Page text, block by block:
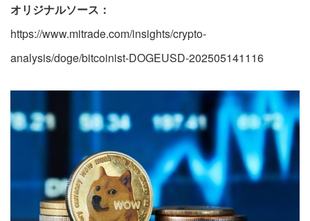
オリジナルソース：
https://www.mitrade.com/insights/crypto-
analysis/doge/bitcoinist-DOGEUSD-202505141116